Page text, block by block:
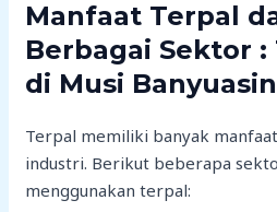
Manfaat Terpal
Berbagai Sektor :
di Musi Banyuasin
Terpal memiliki banyak
industri. Berikut beberapa
menggunakan terpal: